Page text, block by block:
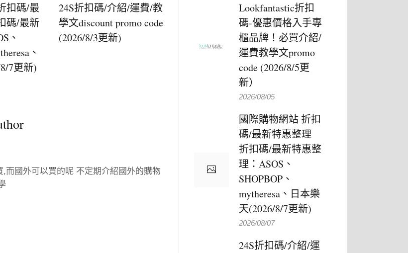
扣碼/最
碼/最新
、
、
7更新)
24S折扣碼/介紹/運費/教
學文discount promo code
(2026/8/3更新)
,而國外可以買的呢 不定期介紹國外的購物
Lookfantastic折扣
碼-優惠價格入手專
櫃品牌！必買介紹/
運費教學文promo
code (2026/8/5更
新）
2026/08/05
國際購物網站 折扣
碼/最新特惠整理
折扣碼/最新特惠整
理：ASOS、
SHOPBOP、
mytheresa、日本樂
天(2026/8/7更新)
2026/08/07
24S折扣碼/介紹/運